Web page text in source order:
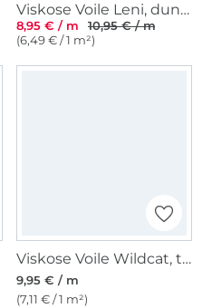
Viskose Voile Leni, dunkelblau
8,95 € / m
10,95 € / m
(6,49 € / 1 m²)
Viskose Voile Wildcat, terracotta
9,95 € / m
(7,11 € / 1 m²)